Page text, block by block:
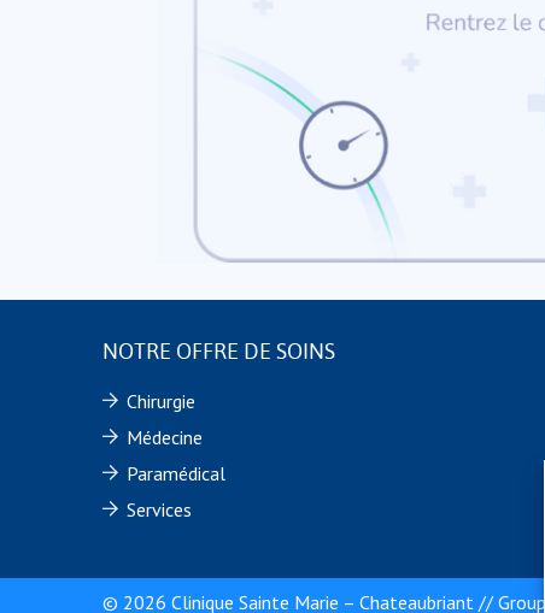
NOTRE OFFRE DE SOINS
Chirurgie
Médecine
Paramédical
Services
© 2026 Clinique Sainte Marie – Chateaubriant //